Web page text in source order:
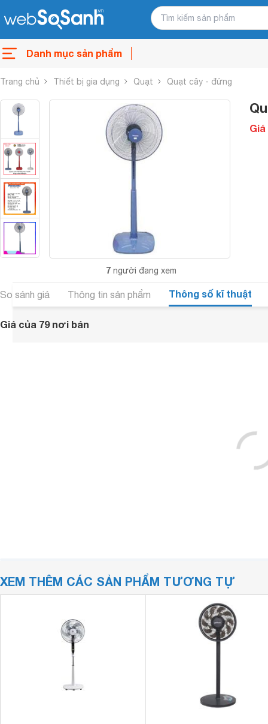
Danh mục sản phẩm
Trang chủ Thiết bị gia dụng Quạt Quạt cây - đứng
7 người đang xem
Giá
So sánh giá Thông tin sản phẩm Thông số kĩ thuật
Giá của 79 nơi bán
XEM THÊM CÁC SẢN PHẨM TƯƠNG TỰ